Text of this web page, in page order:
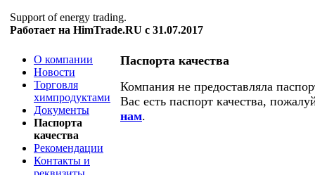
Support of energy trading.
Работает на HimTrade.RU с 31.07.2017
О компании
Новости
Торговля
химпродуктами
Документы
Паспорта
качества
Рекомендации
Контакты и
Паспорта качества
Компания не предоставляла
Вас есть паспорт качества,
нам.